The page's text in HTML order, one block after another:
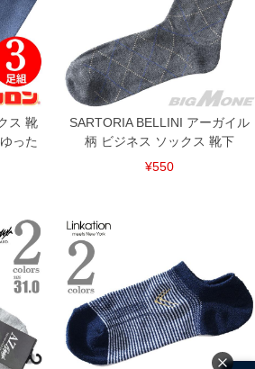
ス 靴
った
SARTORIA BELLINI アーガイル
柄 ビジネス ソックス 靴下
¥550